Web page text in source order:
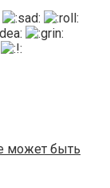
может быть